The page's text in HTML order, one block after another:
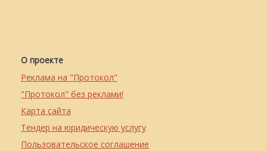
О проекте
Реклама на "Протокол"
"Протокол" без реклами!
Карта сайта
Тендер на юридическую услугу
Пользовательское соглашение